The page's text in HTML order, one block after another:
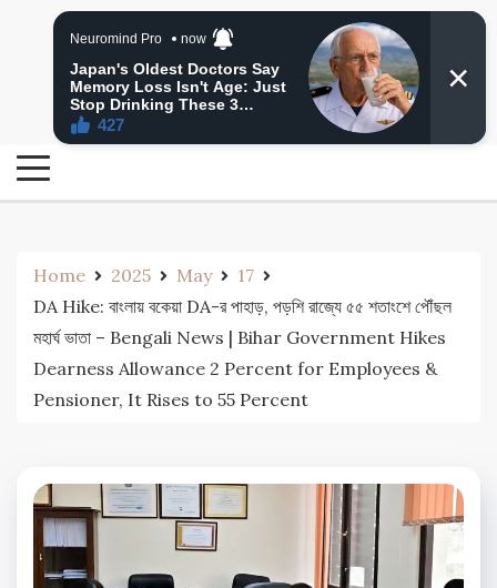
24 Ghanta Bangla News
24 Ghanta Bengali News
Home 2025 May
17
DA Hike: বাংলায় বকেয়া DA-র পাহাড়, পড়শি রাজ্যে ৫৫ শতাংশে পৌঁছল
মহার্ঘ ভাতা – Bengali News | Bihar Government Hikes
Dearness Allowance 2 Percent for Employees &
Pensioner, It Rises to 55 Percent